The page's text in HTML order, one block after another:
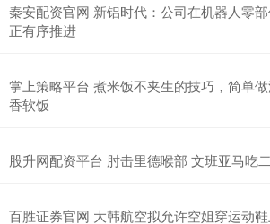
秦安配资官网 新铝时代：公司在机器人零
正有序推进
掌上策略平台 煮米饭不夹生的技巧，简单
香软饭
股升网配资平台 肘击里德喉部 文班亚马吃
百胜证券官网 大韩航空拟允许空姐穿运动